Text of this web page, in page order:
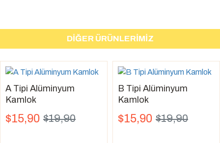
DIĞER ÜRÜNLERIMIZ
A Tipi Alüminyum
Kamlok
$15,90 $19,90
B Tipi Alüminyum
Kamlok
$15,90 $19,90